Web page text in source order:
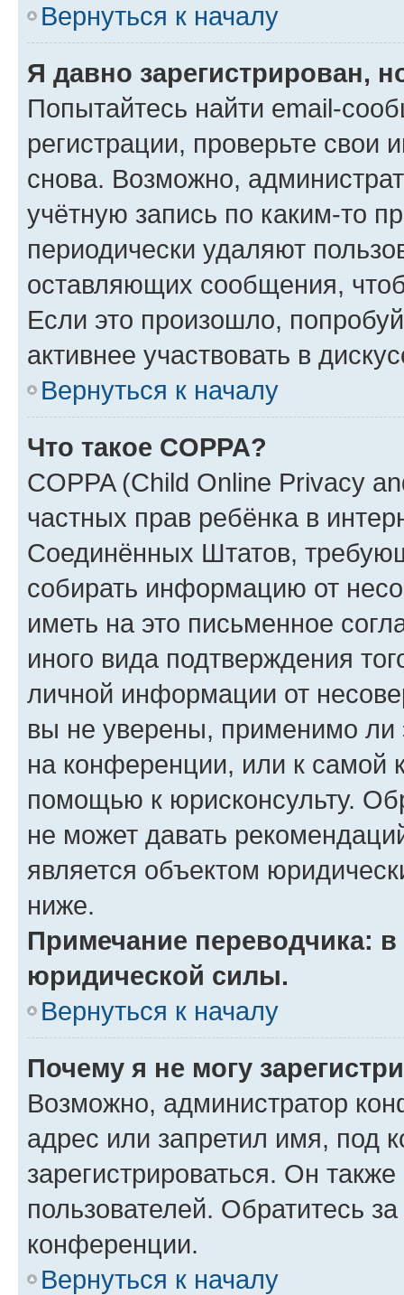
Вернуться к началу
Я давно зарегистрирован,
Попытайтесь найти email-
регистрации, проверьте свои
снова. Возможно,
учётную запись по каким-то
периодически удаляют
оставляющих сообщения,
Если это произошло,
активнее участвовать в
Вернуться к началу
Что такое COPPA?
COPPA (Child Online Privacy
частных прав ребёнка в
Соединённых Штатов,
собирать информацию от
иметь на это письменное
иного вида подтверждения
личной информации от
вы не уверены, применимо ли
на конференции, или к самой
помощью к юрисконсульту.
не может давать
является объектом
ниже.
Примечание переводчика:
юридической силы.
Вернуться к началу
Почему я не могу
Возможно, администратор
адрес или запретил имя, под
зарегистрироваться. Он
пользователей. Обратитесь
конференции.
Вернуться к началу